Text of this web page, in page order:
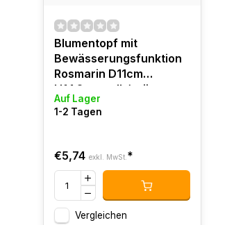
Blumentopf mit
Bewässerungsfunktion
Rosmarin D11cm
H14.2cm gelb/grün
Auf Lager
1-2 Tagen
€5,74 exkl. MwSt. *
Vergleichen